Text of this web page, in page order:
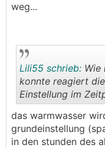
weg...
Lili55 schrieb: Wie
konnte reagiert die
Einstellung im
das warmwasser
grundeinstellung
in den stunden des